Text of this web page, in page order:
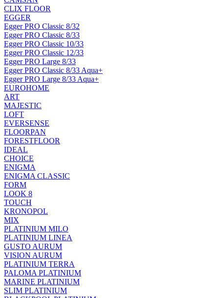
CLIX FLOOR
EGGER
Egger PRO Classic 8/32
Egger PRO Classic 8/33
Egger PRO Classic 10/33
Egger PRO Classic 12/33
Egger PRO Large 8/33
Egger PRO Classic 8/33 Aqua+
Egger PRO Large 8/33 Aqua+
EUROHOME
ART
MAJESTIC
LOFT
EVERSENSE
FLOORPAN
FORESTFLOOR
IDEAL
CHOICE
ENIGMA
ENIGMA CLASSIC
FORM
LOOK 8
TOUCH
KRONOPOL
MIX
PLATINIUM MILO
PLATINIUM LINEA
GUSTO AURUM
VISION AURUM
PLATINIUM TERRA
PALOMA PLATINIUM
MARINE PLATINIUM
SLIM PLATINIUM